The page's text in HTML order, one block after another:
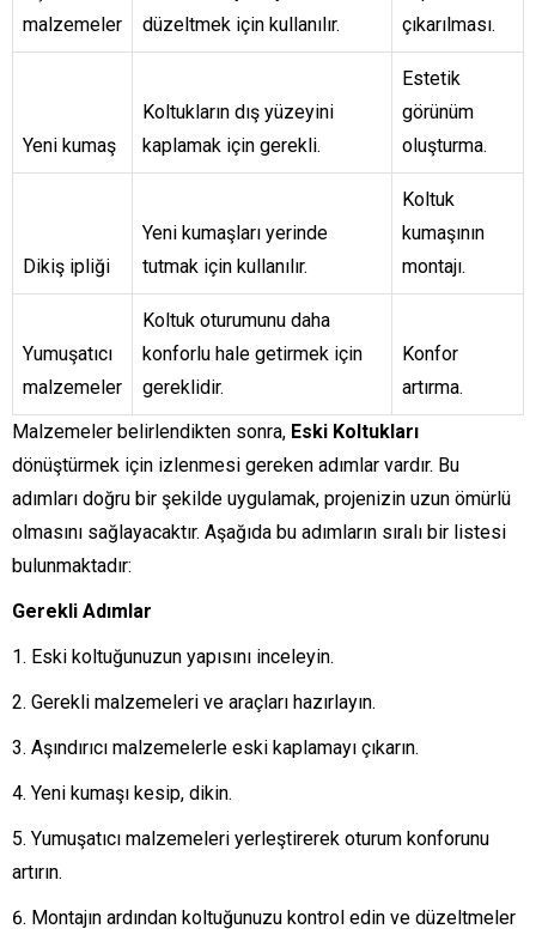
malzemeler
düzeltmek için kullanılır.
çıkarılması.
Yeni kumaş
Koltukların dış yüzeyini
kaplamak için gerekli.
Estetik
görünüm
oluşturma.
Dikiş ipliği
Yeni kumaşları yerinde
tutmak için kullanılır.
Koltuk
kumaşının
montajı.
Yumuşatıcı
malzemeler
Koltuk oturumunu daha
konforlu hale getirmek için
gereklidir.
Konfor
artırma.
Malzemeler belirlendikten sonra, Eski Koltukları
dönüştürmek için izlenmesi gereken adımlar vardır. Bu
adımları doğru bir şekilde uygulamak, projenizin uzun ömürlü
olmasını sağlayacaktır. Aşağıda bu adımların sıralı bir listesi
bulunmaktadır:
Gerekli Adımlar
Eski koltuğunuzun yapısını inceleyin.
Gerekli malzemeleri ve araçları hazırlayın.
Aşındırıcı malzemelerle eski kaplamayı çıkarın.
Yeni kumaşı kesip, dikin.
Yumuşatıcı malzemeleri yerleştirerek oturum konforunu
artırın.
Montajın ardından koltuğunuzu kontrol edin ve düzeltmeler